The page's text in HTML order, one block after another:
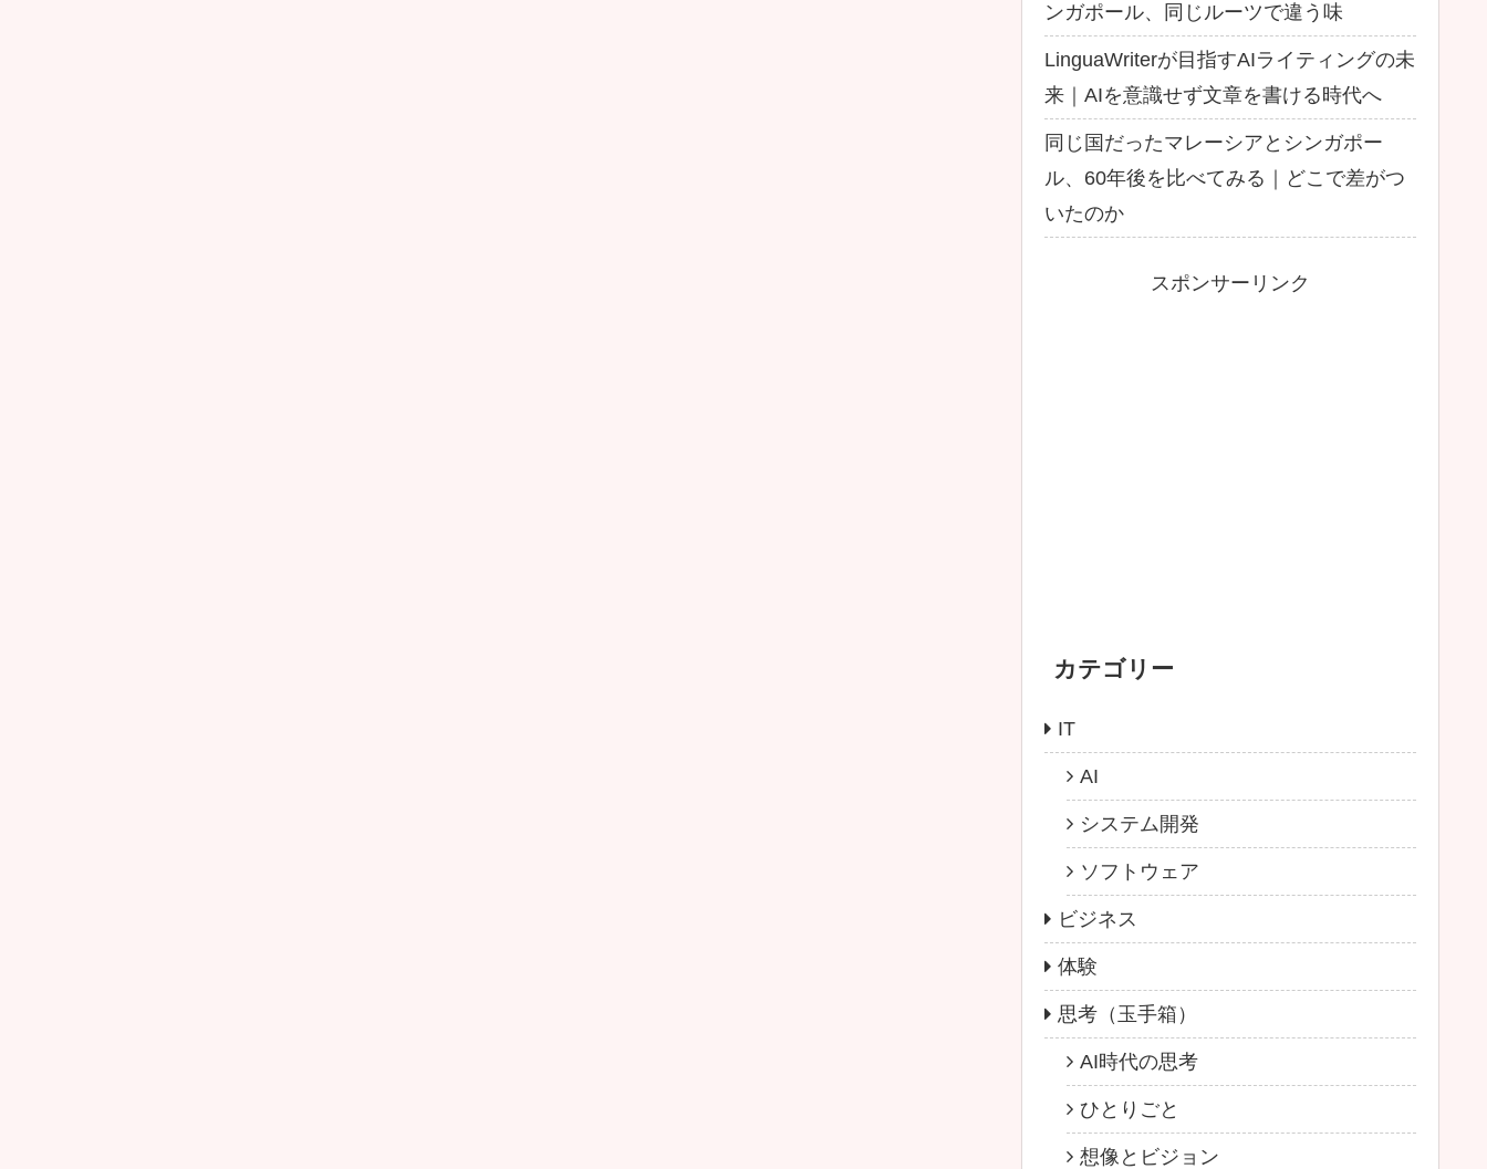
ンガポール、同じルーツで違う味
LinguaWriterが目指すAIライティングの未
来｜AIを意識せず文章を書ける時代へ
同じ国だったマレーシアとシンガポー
ル、60年後を比べてみる｜どこで差がつ
いたのか
スポンサーリンク
カテゴリー
IT
AI
システム開発
ソフトウェア
ビジネス
体験
思考（玉手箱）
AI時代の思考
ひとりごと
想像とビジョン